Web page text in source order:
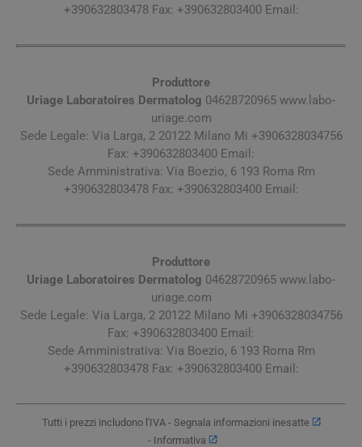
+390632803478 Fax: +390632803400 Email:
Produttore
Uriage Laboratoires Dermatolog 04628720965 www.labo-
uriage.com
Sede Legale: Via Larga, 2 20122 Milano Mi +3906328034756
Fax: +390632803400 Email:
Sede Amministrativa: Via Boezio, 6 193 Roma Rm
+390632803478 Fax: +390632803400 Email:
Produttore
Uriage Laboratoires Dermatolog 04628720965 www.labo-
uriage.com
Sede Legale: Via Larga, 2 20122 Milano Mi +3906328034756
Fax: +390632803400 Email:
Sede Amministrativa: Via Boezio, 6 193 Roma Rm
+390632803478 Fax: +390632803400 Email:
Tutti i prezzi includono l'IVA - Segnala informazioni inesatte
- Informativa